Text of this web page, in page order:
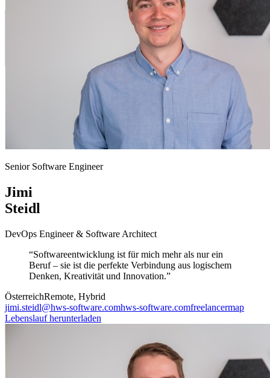
Senior Software Engineer
Jimi
Steidl
DevOps Engineer & Software Architect
“Softwareentwicklung ist für mich mehr als nur ein
Beruf – sie ist die perfekte Verbindung aus logischem
Denken, Kreativität und Innovation.”
ÖsterreichRemote, Hybrid
jimi.steidl@hws-software.comhws-software.comfreelancermap
Lebenslauf herunterladen